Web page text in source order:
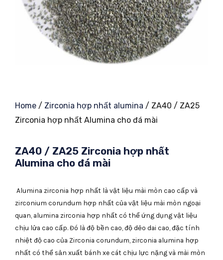
Home / Zirconia hợp nhất alumina / ZA40 / ZA25
Zirconia hợp nhất Alumina cho đá mài
ZA40 / ZA25 Zirconia hợp nhất
Alumina cho đá mài
Alumina zirconia hợp nhất là vật liệu mài mòn cao cấp và
zirconium corundum hợp nhất của vật liệu mài mòn ngoại
quan, alumina zirconia hợp nhất có thể ứng dụng vật liệu
chịu lửa cao cấp. Đó là độ bền cao, độ dẻo dai cao, đặc tính
nhiệt độ cao của Zirconia corundum, zirconia alumina hợp
nhất có thể sản xuất bánh xe cát chịu lực nặng và mài mòn